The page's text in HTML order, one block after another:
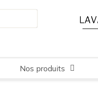
Nos produits